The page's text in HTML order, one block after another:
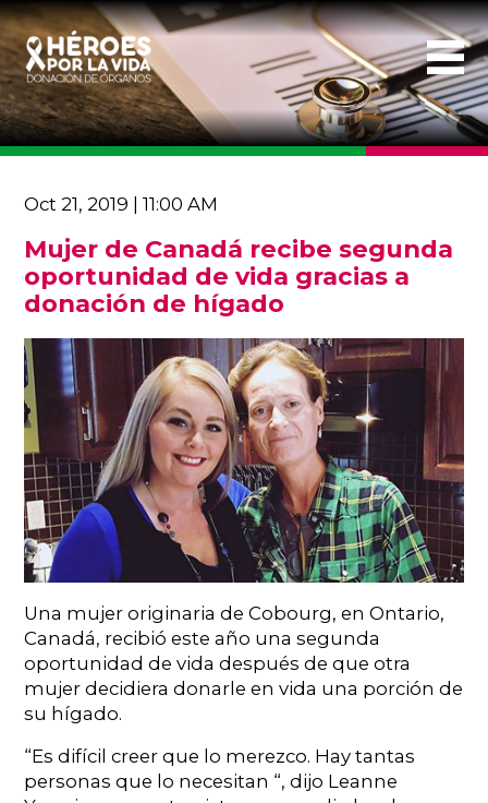
Oct 21, 2019 | 11:00 AM
Mujer de Canadá recibe segunda
oportunidad de vida gracias a
donación de hígado
Una mujer originaria de Cobourg, en Ontario,
Canadá, recibió este año una segunda
oportunidad de vida después de que otra
mujer decidiera donarle en vida una porción de
su hígado.
“Es difícil creer que lo merezco. Hay tantas
personas que lo necesitan “, dijo Leanne